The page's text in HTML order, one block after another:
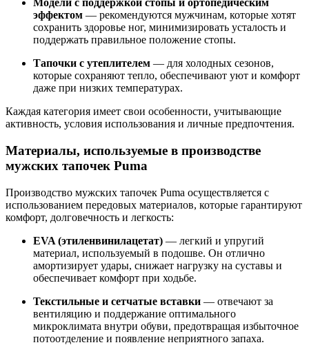
Модели с поддержкой стопы и ортопедическим
эффектом — рекомендуются мужчинам, которые хотят
сохранить здоровье ног, минимизировать усталость и
поддержать правильное положение стопы.
Тапочки с утеплителем — для холодных сезонов,
которые сохраняют тепло, обеспечивают уют и комфорт
даже при низких температурах.
Каждая категория имеет свои особенности, учитывающие
активность, условия использования и личные предпочтения.
Материалы, используемые в производстве
мужских тапочек Puma
Производство мужских тапочек Puma осуществляется с
использованием передовых материалов, которые гарантируют
комфорт, долговечность и легкость:
EVA (этиленвинилацетат) — легкий и упругий
материал, используемый в подошве. Он отлично
амортизирует удары, снижает нагрузку на суставы и
обеспечивает комфорт при ходьбе.
Текстильные и сетчатые вставки — отвечают за
вентиляцию и поддержание оптимального
микроклимата внутри обуви, предотвращая избыточное
потоотделение и появление неприятного запаха.